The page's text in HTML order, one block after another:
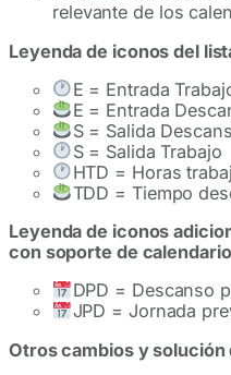
relevante de los
Leyenda de iconos del
E = Entrada
E = Entrada
S = Salida
S = Salida Trabajo
HTD = Horas
TDD = Tiempo
Leyenda de iconos
con soporte de
DPD = Descanso
JPD = Jornada
Otros cambios y solución